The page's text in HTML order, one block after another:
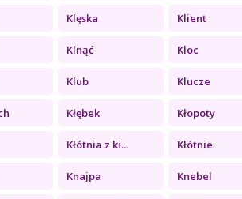
Klęska Klient
Klnąć Kloc
Klub Klucze
Kłębek Kłopoty
Kłótnia z ki... Kłótnie
Knajpa Knebel